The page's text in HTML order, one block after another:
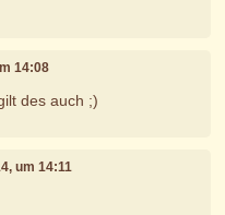
14:08
gilt des auch ;)
um 14:11